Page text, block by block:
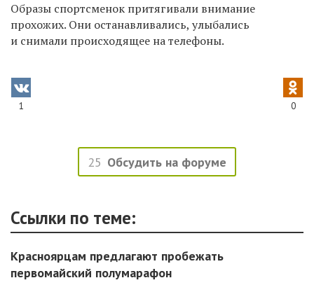
Образы спортсменок притягивали внимание
прохожих. Они останавливались, улыбались
и снимали происходящее на телефоны.
1 0
25 Обсудить на форуме
Ссылки по теме:
Красноярцам предлагают пробежать
первомайский полумарафон